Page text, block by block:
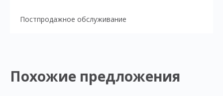
Постпродажное обслуживание
Похожие предложения